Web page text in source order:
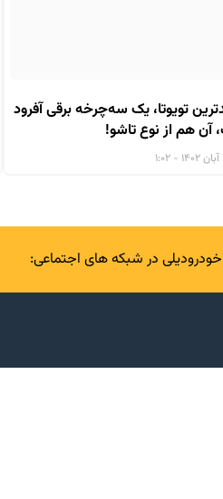
تویوتا، یک سه‌چرخه برقی آفرود
آن هم از نوع تاشو!
خودرودیلی در شبکه های اجتماعی: